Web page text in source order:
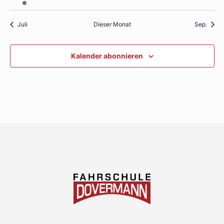
VeranstaltungVeranstaltungen
Veranstaltungen
Veranstaltungen
Veranstaltungen
Juli Dieser Monat Sep.
Kalender abonnieren